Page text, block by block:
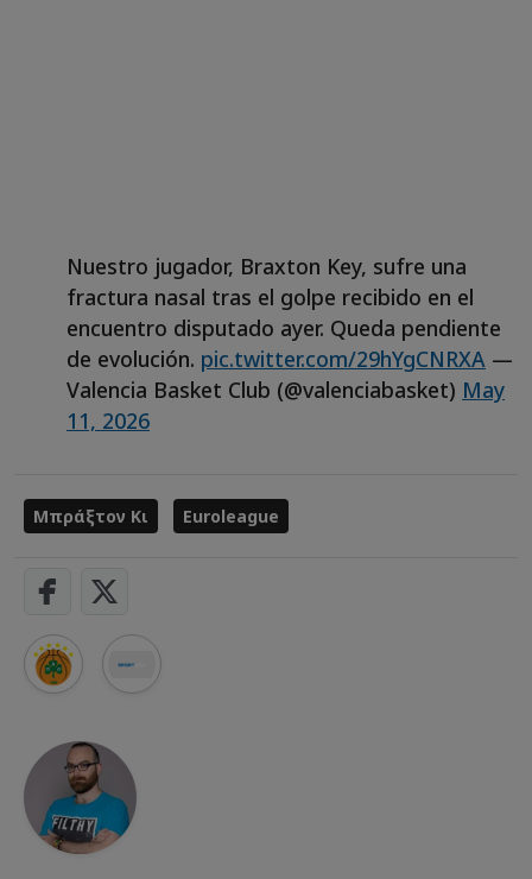
Nuestro jugador, Braxton Key, sufre una
fractura nasal tras el golpe recibido en el
encuentro disputado ayer. Queda pendiente
de evolución. pic.twitter.com/29hYgCNRXA —
Valencia Basket Club (@valenciabasket) May
11, 2026
Μπράξτον Κι Euroleague